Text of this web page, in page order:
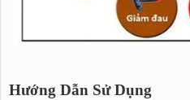
Hướng Dẫn Sử Dụng